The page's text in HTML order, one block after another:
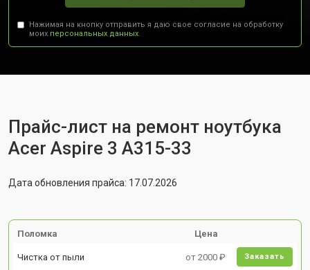
Нажимая на кнопку отправить я даю свое согласие на обработку
моих персональных данных.
Прайс-лист на ремонт ноутбука
Acer Aspire 3 A315-33
Дата обновления прайса: 17.07.2026
Поломка Цена
Чистка от пыли от 2000 ₽ Заказать